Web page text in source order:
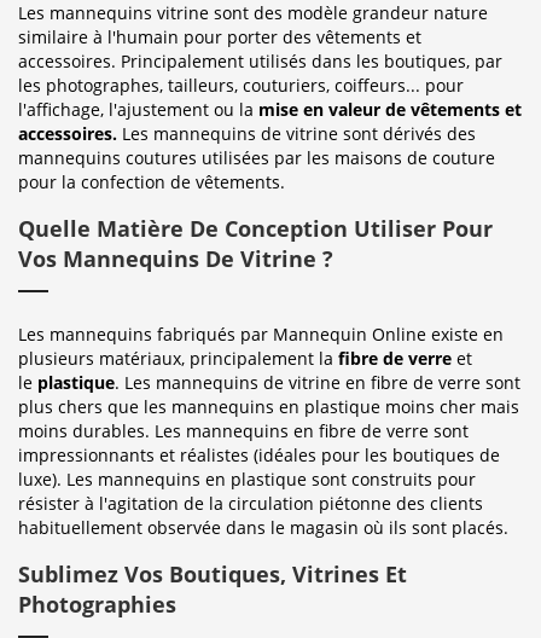
Les mannequins vitrine sont des modèle grandeur nature
similaire à l'humain pour porter des vêtements et
accessoires. Principalement utilisés dans les boutiques, par
les photographes, tailleurs, couturiers, coiffeurs... pour
l'affichage, l'ajustement ou la mise en valeur de vêtements et
accessoires. Les mannequins de vitrine sont dérivés des
mannequins coutures utilisées par les maisons de couture
pour la confection de vêtements.
Quelle Matière De Conception Utiliser Pour
Vos Mannequins De Vitrine ?
Les mannequins fabriqués par Mannequin Online existe en
plusieurs matériaux, principalement la fibre de verre et
le plastique. Les mannequins de vitrine en fibre de verre sont
plus chers que les mannequins en plastique moins cher mais
moins durables. Les mannequins en fibre de verre sont
impressionnants et réalistes (idéales pour les boutiques de
luxe). Les mannequins en plastique sont construits pour
résister à l'agitation de la circulation piétonne des clients
habituellement observée dans le magasin où ils sont placés.
Sublimez Vos Boutiques, Vitrines Et
Photographies